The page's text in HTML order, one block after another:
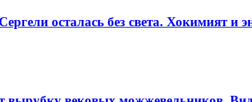
осталась без света. Хокимият и